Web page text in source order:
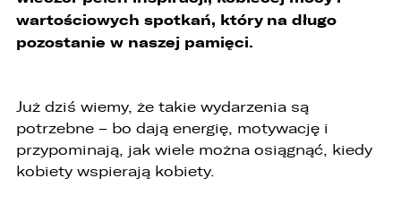
wartościowych spotkań, który na długo
pozostanie w naszej pamięci.
Już dziś wiemy, że takie wydarzenia są
potrzebne – bo dają energię, motywację i
przypominają, jak wiele można osiągnąć, kiedy
kobiety wspierają kobiety.